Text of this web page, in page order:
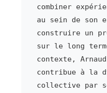
combiner
au sein de
construire un
sur le long
contexte,
contribue à la
collective par